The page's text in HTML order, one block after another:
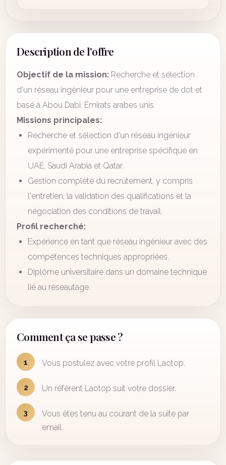
Description de l'offre
Objectif de la mission: Recherche et sélection
d'un réseau ingénieur pour une entreprise de dot et
basé à Abou Dabi, Émirats arabes unis.
Missions principales:
Recherche et sélection d'un réseau ingénieur
expérimenté pour une entreprise spécifique en
UAE, Saudi Arabia et Qatar.
Gestion complète du recrutement, y compris
l'entretien, la validation des qualifications et la
négociation des conditions de travail.
Profil recherché:
Expérience en tant que réseau ingénieur avec des
compétences techniques appropriées.
Diplôme universitaire dans un domaine technique
lié au réseautage.
Comment ça se passe ?
1 Vous postulez avec votre profil Laotop.
2 Un référent Laotop suit votre dossier.
3
Vous êtes tenu au courant de la suite par
email.